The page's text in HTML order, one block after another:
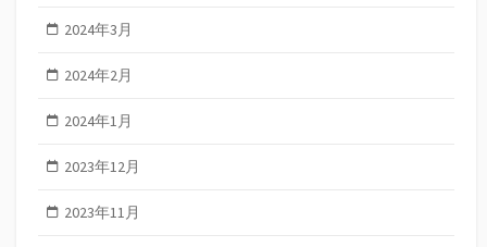
2024年3月
2024年2月
2024年1月
2023年12月
2023年11月